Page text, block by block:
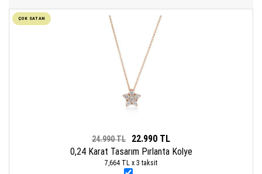
ÇOK SATAN
24.990 TL
22.990 TL
0,24 Karat Tasarım Pırlanta Kolye
7,664 TL x 3 taksit